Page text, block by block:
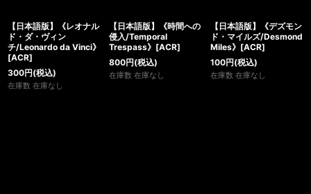
【日本語版】《レオナル
ド・ダ・ヴィン
チ/Leonardo da Vinci》
[ACR]
300円(税込)
在庫数 在庫なし
【日本語版】《時間への
侵入/Temporal
Trespass》[ACR]
800円(税込)
在庫数 在庫なし
【日本語版】《デズモン
ド・マイルズ/Desmond
Miles》[ACR]
100円(税込)
在庫数 在庫なし